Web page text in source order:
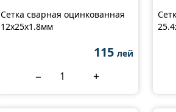
Сетка сварная оцинкованная
12x25x1.8мм
115 лей
− +